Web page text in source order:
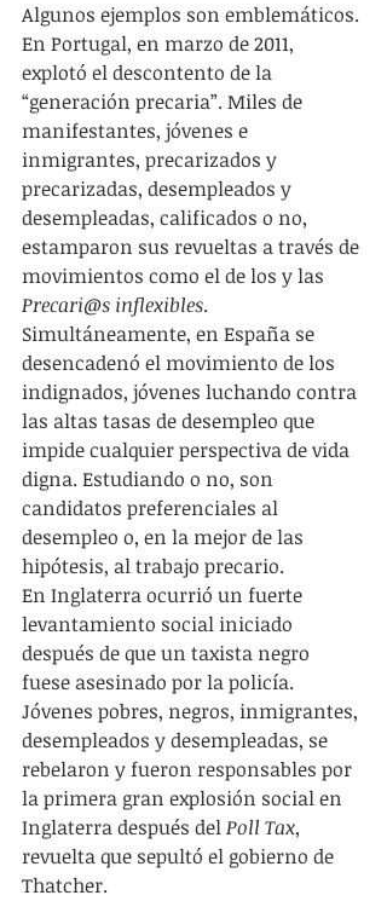
Algunos ejemplos son emblemáticos.
En Portugal, en marzo de 2011,
explotó el descontento de la
“generación precaria”. Miles de
manifestantes, jóvenes e
inmigrantes, precarizados y
precarizadas, desempleados y
desempleadas, calificados o no,
estamparon sus revueltas a través de
movimientos como el de los y las
Precari@s inflexibles.
Simultáneamente, en España se
desencadenó el movimiento de los
indignados, jóvenes luchando contra
las altas tasas de desempleo que
impide cualquier perspectiva de vida
digna. Estudiando o no, son
candidatos preferenciales al
desempleo o, en la mejor de las
hipótesis, al trabajo precario.
En Inglaterra ocurrió un fuerte
levantamiento social iniciado
después de que un taxista negro
fuese asesinado por la policía.
Jóvenes pobres, negros, inmigrantes,
desempleados y desempleadas, se
rebelaron y fueron responsables por
la primera gran explosión social en
Inglaterra después del Poll Tax,
revuelta que sepultó el gobierno de
Thatcher.